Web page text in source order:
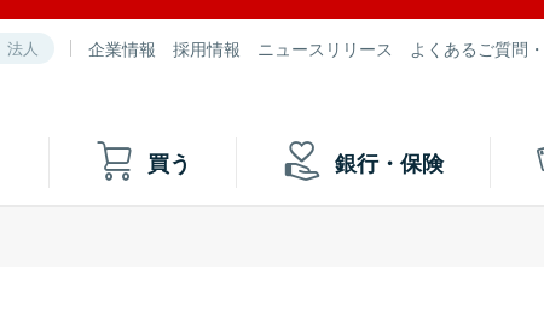
法人 企業情報 採用情報 ニュースリリース よくあるご質問
買う 銀行・保険